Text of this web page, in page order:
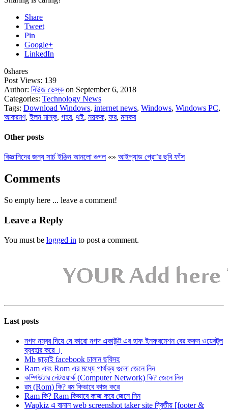
Share
Tweet
Pin
Google+
LinkedIn
0shares
Post Views: 139
Author: নিউজ ডেস্ক on September 6, 2018
Categories: Technology News
Tags: Download Windows, internet news, Windows, Windows PC,
আকরমণ,ইলন মাস্ক, গহর, থই, নয়কক, ফর, মসকর
Other posts
বিজ্ঞানিদের জন্য সার্চ ইঞ্জিন আনলো গুগল«» আইপ্যাড প্রো’র ছবি ফাঁস
Comments
So empty here ... leave a comment!
Leave a Reply
You must be logged in to post a comment.
Last posts
নগদ নম্বর দিয়ে যে কারো নগদ একাউন্ট এর হাফ ইনফরমেশন বের করুন ওয়েবটুল
ব্যবহার করে ।
Mb ছাড়াই facebook চালান ছবিসহ
Ram এবং Rom এর মধ্যে পার্থক্য গুলো জেনে নিন
কম্পিউটার নেটওয়ার্ক (Computer Network) কি? জেনে নিন
রম (Rom) কি? রম কিভাবে কাজ করে
Ram কি? Ram কিভাবে কাজ করে জেনে নিন
Wapkiz এ বানান web screenshot taker site দ্বিতীয় [footer &